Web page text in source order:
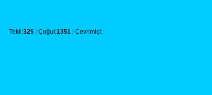
Tekil:325 | Çoğul:1351 | Çevrimiçi: